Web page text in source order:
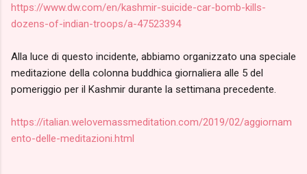
https://www.dw.com/en/kashmir-suicide-car-bomb-kills-
dozens-of-indian-troops/a-47523394
Alla luce di questo incidente, abbiamo organizzato una speciale
meditazione della colonna buddhica giornaliera alle 5 del
pomeriggio per il Kashmir durante la settimana precedente.
https://italian.welovemassmeditation.com/2019/02/aggiornam
ento-delle-meditazioni.html